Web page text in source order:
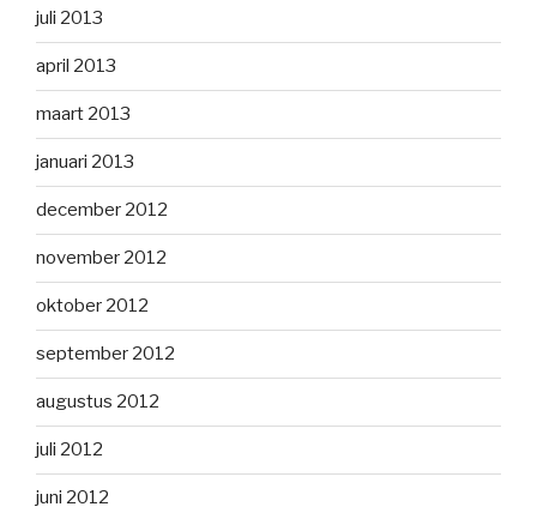
juli 2013
april 2013
maart 2013
januari 2013
december 2012
november 2012
oktober 2012
september 2012
augustus 2012
juli 2012
juni 2012